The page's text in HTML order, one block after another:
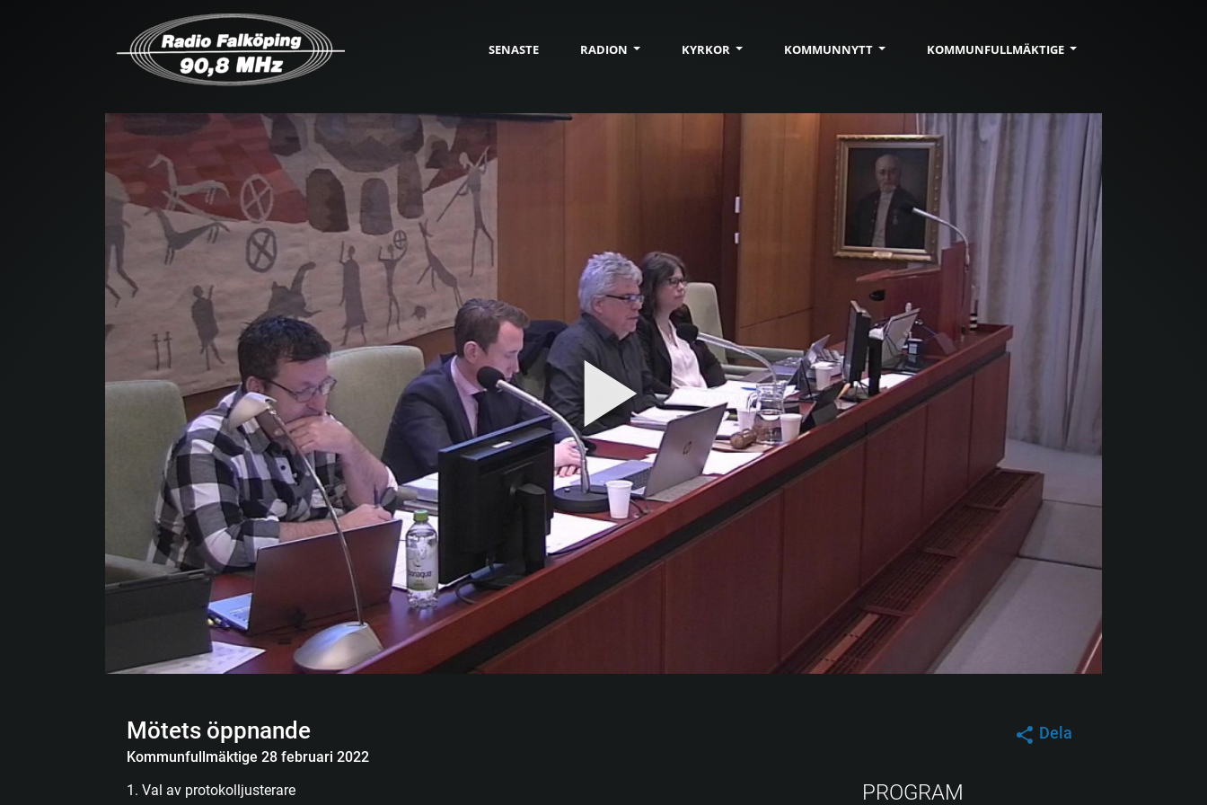
SENASTE RADION KYRKOR KOMMUNNYTT KOMMUNFULLMÄKTIGE
Dela
Mötets öppnande
Kommunfullmäktige 28 februari 2022
1. Val av protokolljusterare
PROGRAM